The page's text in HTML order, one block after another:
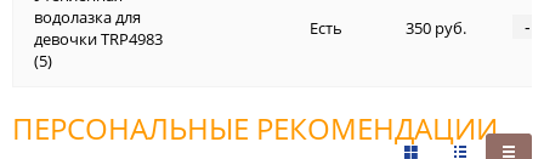
водолазка для
девочки TRP4983
(5)
Есть 350 руб. -
ПЕРСОНАЛЬНЫЕ РЕКОМЕНДАЦИИ